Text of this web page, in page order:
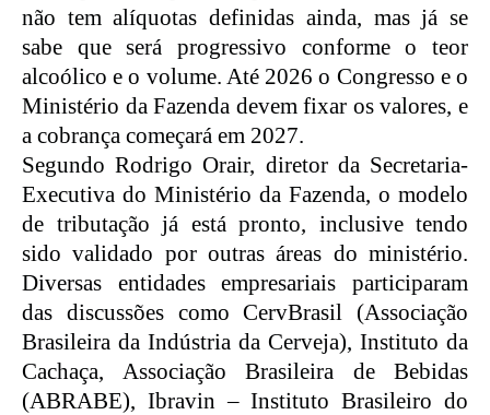
não tem alíquotas definidas ainda, mas já se
sabe que será progressivo conforme o teor
alcoólico e o volume. Até 2026 o Congresso e o
Ministério da Fazenda devem fixar os valores, e
a cobrança começará em 2027.
Segundo Rodrigo Orair, diretor da Secretaria-
Executiva do Ministério da Fazenda, o modelo
de tributação já está pronto, inclusive tendo
sido validado por outras áreas do ministério.
Diversas entidades empresariais participaram
das discussões como CervBrasil (Associação
Brasileira da Indústria da Cerveja), Instituto da
Cachaça, Associação Brasileira de Bebidas
(ABRABE), Ibravin – Instituto Brasileiro do